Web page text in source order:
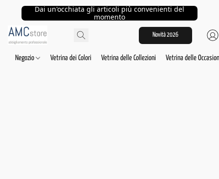
Dai un'occhiata gli articoli più convenienti del
momento
Novità 2026
Negozio Vetrina dei Colori Vetrina delle Collezioni Vetrina delle